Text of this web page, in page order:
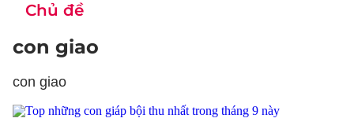
Chủ đề
con giao
con giao